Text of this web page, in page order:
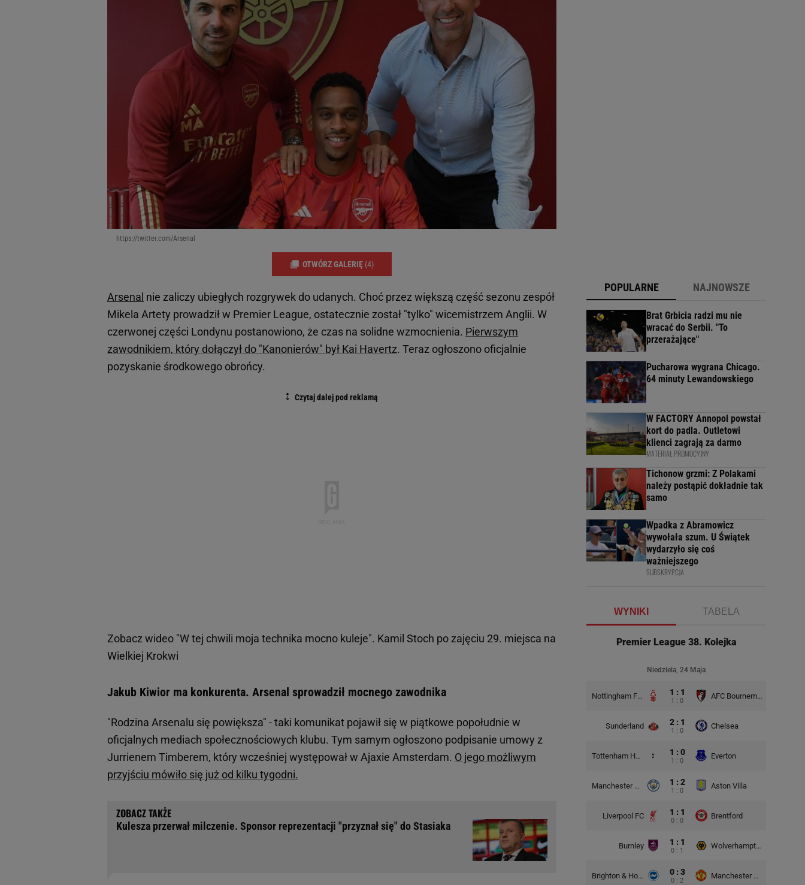
https://twitter.com/Arsenal
OTWÓRZ GALERIĘ (4)
Arsenal nie zaliczy ubiegłych rozgrywek do udanych. Choć przez większą część sezonu zespół
Mikela Artety prowadził w Premier League, ostatecznie został "tylko" wicemistrzem Anglii. W
czerwonej części Londynu postanowiono, że czas na solidne wzmocnienia. Pierwszym
zawodnikiem, który dołączył do "Kanonierów" był Kai Havertz. Teraz ogłoszono oficjalnie
pozyskanie środkowego obrońcy.
Zobacz wideo "W tej chwili moja technika mocno kuleje". Kamil Stoch po zajęciu 29. miejsca na
Wielkiej Krokwi
Jakub Kiwior ma konkurenta. Arsenal sprowadził mocnego zawodnika
"Rodzina Arsenalu się powiększa" - taki komunikat pojawił się w piątkowe popołudnie w
oficjalnych mediach społecznościowych klubu. Tym samym ogłoszono podpisanie umowy z
Jurrienem Timberem, który wcześniej występował w Ajaxie Amsterdam. O jego możliwym
przyjściu mówiło się już od kilku tygodni.
Kulesza przerwał milczenie. Sponsor reprezentacji "przyznał się" do Stasiaka
POPULARNE NAJNOWSZE
Brat Grbicia radzi mu nie
wracać do Serbii. "To
przerażające"
Pucharowa wygrana Chicago.
64 minuty Lewandowskiego
W FACTORY Annopol powstał
kort do padla. Outletowi
klienci zagrają za darmo
MATERIAŁ PROMOCYJNY
Tichonow grzmi: Z Polakami
należy postąpić dokładnie tak
samo
Wpadka z Abramowicz
wywołała szum. U Świątek
wydarzyło się coś
ważniejszego
SUBSKRYPCJA
WYNIKI TABELA
Premier League 38. Kolejka
Niedziela, 24 Maja
Nottingham Forest 1 : 1
1 : 0
AFC Bournemouth
Sunderland 2 : 1
1 : 0
Chelsea
Tottenham Hotspur 1 : 0
1 : 0
Everton
Manchester City 1 : 2
1 : 0
Aston Villa
Liverpool FC 1 : 1
0 : 0
Brentford
Burnley 1 : 1
0 : 1
Wolverhampton Wanderers
Brighton & Hove Albion 0 : 3
0 : 2
Manchester United